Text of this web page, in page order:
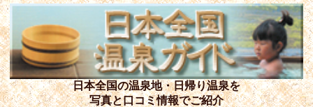
日本全国の温泉地・日帰り温泉を
写真と口コミ情報でご紹介